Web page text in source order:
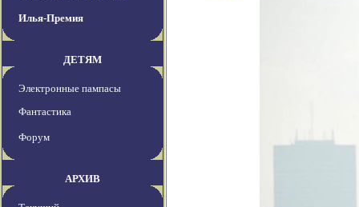
Илья-Премия
ДЕТЯМ
Электронные пампасы
Фантастика
Форум
АРХИВ